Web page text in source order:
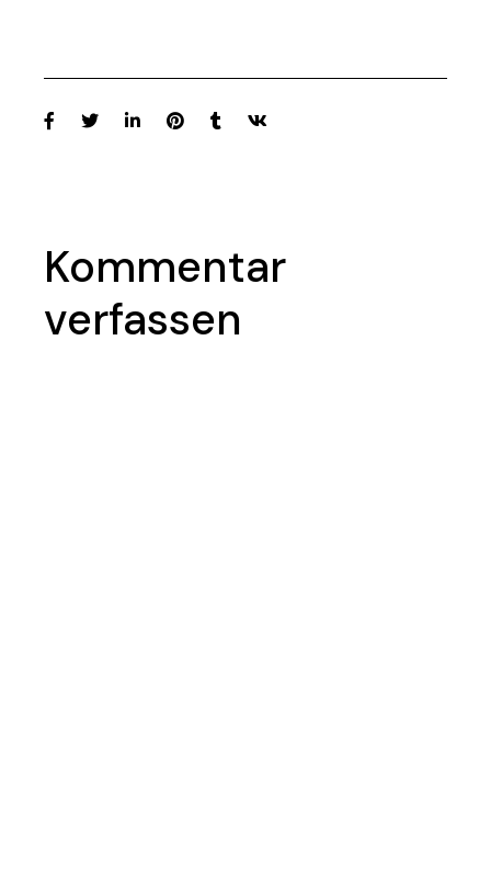
Kommentar
verfassen